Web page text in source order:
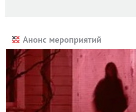
Анонс мероприятий